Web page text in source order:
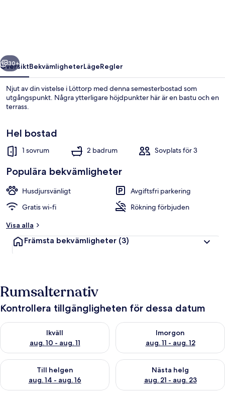
Hus | Utsikt från boendet
Nästa
30+
ÖversiktBekvämligheterLägeRegler
Njut av din vistelse i Löttorp med denna semesterbostad som
utgångspunkt. Några ytterligare höjdpunkter här är en bastu och en
terrass.
Hel bostad
1 sovrum 2 badrum Sovplats för 3
Populära bekvämligheter
Husdjursvänligt
Avgiftsfri parkering
Gratis wi-fi
Rökning förbjuden
Visa alla
Främsta bekvämligheter (3)
Rumsalternativ
Kontrollera tillgängligheten för dessa datum
Ikväll
aug. 10 - aug. 11
Kontrollera tillgängligheten för ikväll aug. 10 - aug. 11
Imorgon
aug. 11 - aug. 12
Kontrollera tillgängligheten
Till helgen
aug. 14 - aug. 16
Kontrollera tillgängligheten för den här helgen aug. 14 - aug.
Nästa helg
aug. 21 - aug. 23
Kontrollera tillgängligheten